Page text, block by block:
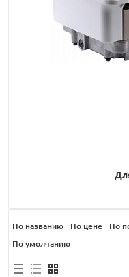
По названию По цене По
По умолчанию